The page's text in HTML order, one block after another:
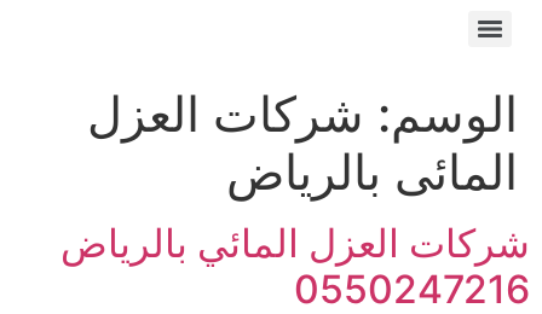
الوسم: شركات العزل
المائى بالرياض
شركات العزل المائي بالرياض
0550247216